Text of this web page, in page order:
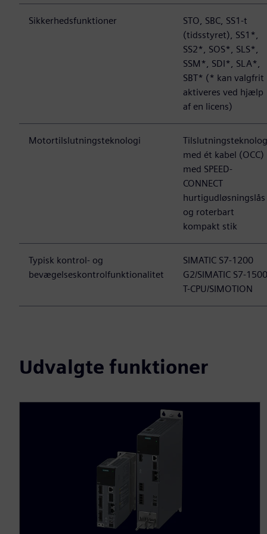
Sikkerhedsfunktioner
STO, SBC, SS1-t
(tidsstyret), SS1*,
SS2*, SOS*, SLS*,
SSM*, SDI*, SLA*,
SBT* (* kan valgfrit
aktiveres ved hjælp
af en licens)
Motortilslutningsteknologi
med ét kabel (OCC)
med SPEED-
CONNECT
hurtigudløsningslås
og roterbart
kompakt stik
Typisk kontrol- og
bevægelseskontrolfunktionalitet
SIMATIC S7-1200
G2/SIMATIC S7-1500
T-CPU/SIMOTION
Udvalgte funktioner